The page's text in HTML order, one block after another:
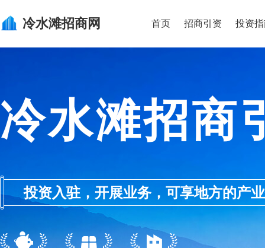
冷水滩招商网 首页 招商引资 投资
冷水滩招商
投资入驻，开展业务，可享地方的产